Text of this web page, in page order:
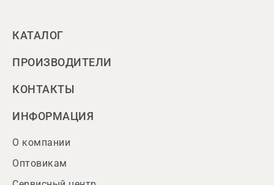
КАТАЛОГ
ПРОИЗВОДИТЕЛИ
КОНТАКТЫ
ИНФОРМАЦИЯ
О компании
Оптовикам